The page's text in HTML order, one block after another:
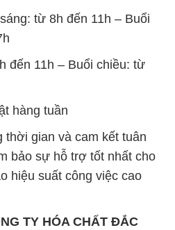
từ 8h đến 11h – Buổi
đến 11h – Buổi chiều: từ
hàng tuần
thời gian và cam kết tuân
bảo sự hỗ trợ tốt nhất cho
hiệu suất công việc cao
TY HÓA CHẤT ĐẮC